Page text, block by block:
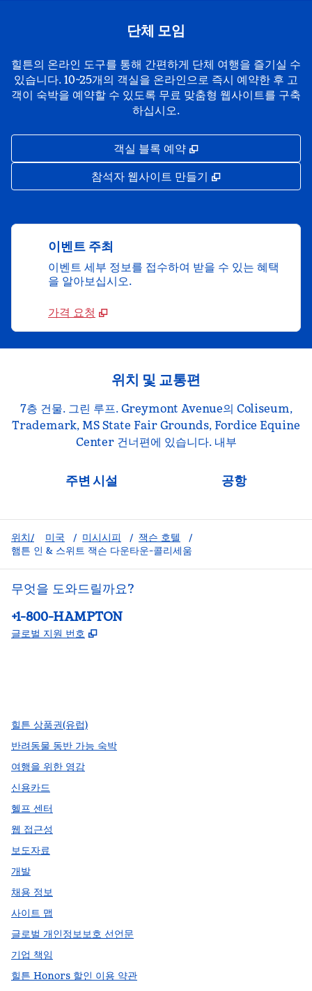
단체 모임
힐튼의 온라인 도구를 통해 간편하게 단체 여행을 즐기실 수
있습니다. 10~25개의 객실을 온라인으로 즉시 예약한 후 고
객이 숙박을 예약할 수 있도록 무료 맞춤형 웹사이트를 구축
하십시오.
객실 블록 예약 ,
참석자 웹사이트 만들기 ,
이벤트 주최
이벤트 세부 정보를 접수하여 받을 수 있는 혜택
을 알아보십시오.
가격 요청
위치 및 교통편
7층 건물. 그린 루프. Greymont Avenue의 Coliseum,
Trademark, MS State Fair Grounds, Fordice Equine
Center 건너편에 있습니다. 내부
주변 시설 공항
위치/ 미국 / 미시시피 / 잭슨 호텔
/
햄튼 인 & 스위트 잭슨 다운타운-콜리세움
무엇을 도와드릴까요?
전화:
+1-800-HAMPTON
글로벌 지원 번호 ,
힐튼 상품권(유럽)
반려동물 동반 가능 숙박
여행을 위한 영감
신용카드
헬프 센터
웹 접근성
보도자료
개발
채용 정보
사이트 맵
글로벌 개인정보보호 선언문
기업 책임
힐튼 Honors 할인 이용 약관